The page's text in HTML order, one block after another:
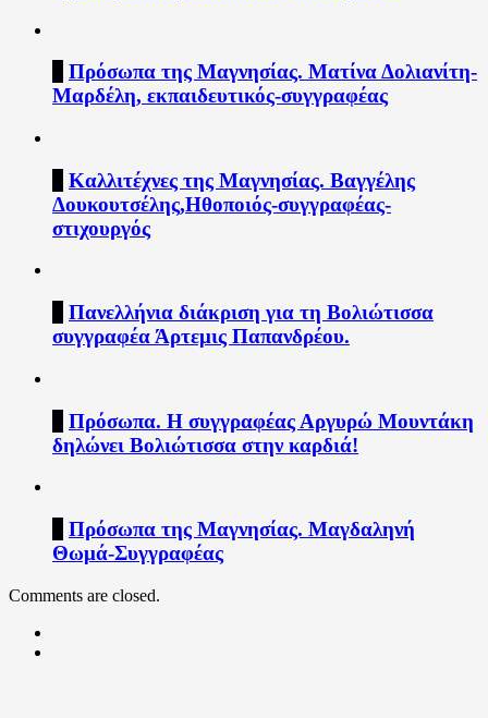
Πρόσωπα της Μαγνησίας. Ματίνα Δολιανίτη-
Μαρδέλη, εκπαιδευτικός-συγγραφέας
Καλλιτέχνες της Μαγνησίας. Βαγγέλης
Δουκουτσέλης,Ηθοποιός-συγγραφέας-
στιχουργός
Πανελλήνια διάκριση για τη Βολιώτισσα
συγγραφέα Άρτεμις Παπανδρέου.
Πρόσωπα. Η συγγραφέας Αργυρώ Μουντάκη
δηλώνει Βολιώτισσα στην καρδιά!
Πρόσωπα της Μαγνησίας. Μαγδαληνή
Θωμά-Συγγραφέας
Comments are closed.